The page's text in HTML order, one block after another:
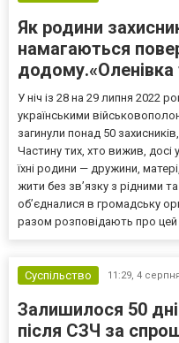
Як родини
намагаються
додому.«Оленівка
У ніч із 28 на 29 липня 2022
українськими
загинули понад 50
Частину тих, хто вижив, досі
їхні родини — дружини,
жити без зв’язку з рідними
об’єдналися в громадську
разом розповідають про цей
Суспільство 11:29, 4 серпня
Залишилося 50
після СЗЧ за